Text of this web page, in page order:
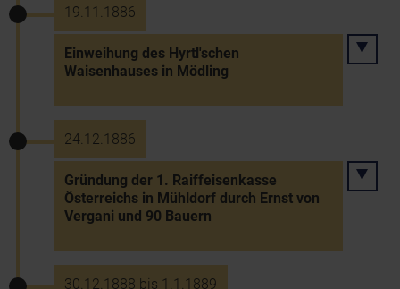
19.11.1886
Einweihung des Hyrtl'schen
Waisenhauses in Mödling
24.12.1886
Gründung der 1. Raiffeisenkasse
Österreichs in Mühldorf durch Ernst von
Vergani und 90 Bauern
30.12.1888 bis 1.1.1889